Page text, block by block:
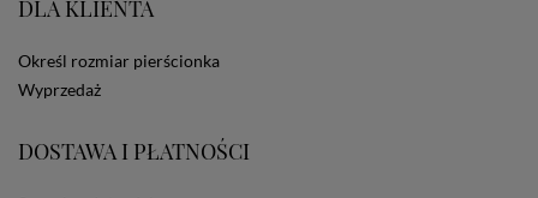
ze Sklepu bez zmiany ustawień w przeglądarce
zamieszczane w urządzeniu końcowym każdego
użytkownika. Jeżeli użytkownik nie wyraża zgody na
informacji o plikach cookies.
DLA KLIENTA
Określ rozmiar pierścionka
Wyprzedaż
DOSTAWA I PŁATNOŚCI